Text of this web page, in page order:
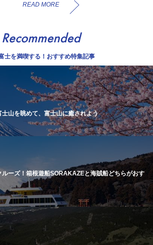
READ MORE
Recommended
士を満喫する！おすすめ特集記事
士山を眺めて、富士山に癒されよう
ーズ！箱根遊船SORAKAZEと海賊船どちらがおす